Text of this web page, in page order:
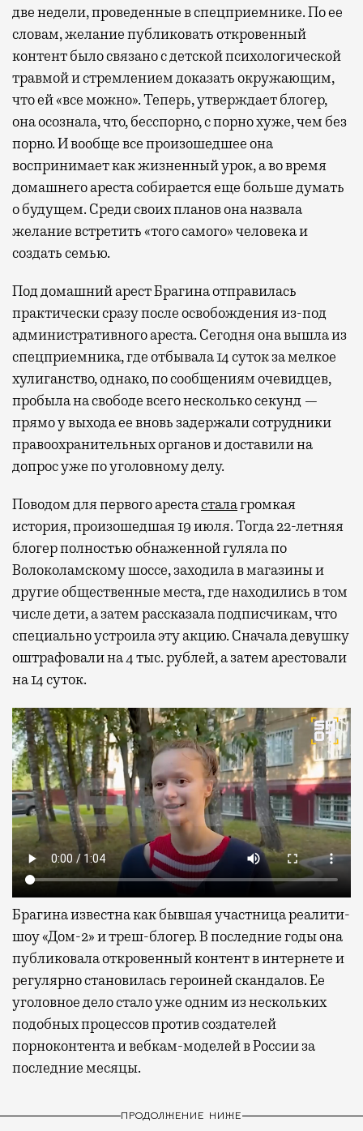
две недели, проведенные в спецприемнике. По ее
словам, желание публиковать откровенный
контент было связано с детской психологической
травмой и стремлением доказать окружающим,
что ей «все можно». Теперь, утверждает блогер,
она осознала, что, бесспорно, с порно хуже, чем без
порно. И вообще все произошедшее она
воспринимает как жизненный урок, а во время
домашнего ареста собирается еще больше думать
о будущем. Среди своих планов она назвала
желание встретить «того самого» человека и
создать семью.
Под домашний арест Брагина отправилась
практически сразу после освобождения из-под
административного ареста. Сегодня она вышла из
спецприемника, где отбывала 14 суток за мелкое
хулиганство, однако, по сообщениям очевидцев,
пробыла на свободе всего несколько секунд —
прямо у выхода ее вновь задержали сотрудники
правоохранительных органов и доставили на
допрос уже по уголовному делу.
Поводом для первого арестасталагромкая
история, произошедшая 19 июля. Тогда 22-летняя
блогер полностью обнаженной гуляла по
Волоколамскому шоссе, заходила в магазины и
другие общественные места, где находились в том
числе дети, а затем рассказала подписчикам, что
специально устроила эту акцию. Сначала девушку
оштрафовали на 4 тыс. рублей, а затем арестовали
на 14 суток.
Брагина известна как бывшая участница реалити-
шоу «Дом-2» и треш-блогер. В последние годы она
публиковала откровенный контент в интернете и
регулярно становилась героиней скандалов. Ее
уголовное дело стало уже одним из нескольких
подобных процессов против создателей
порноконтента и вебкам-моделей в России за
последние месяцы.
ПРОДОЛЖЕНИЕ НИЖЕ